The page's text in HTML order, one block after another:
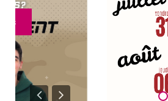
en savoir plus